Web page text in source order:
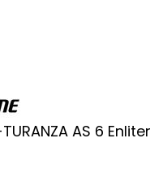
TURANZA AS 6